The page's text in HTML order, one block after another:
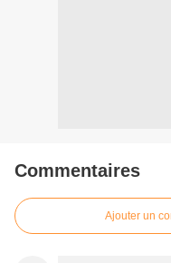
Commentaires
Ajouter un